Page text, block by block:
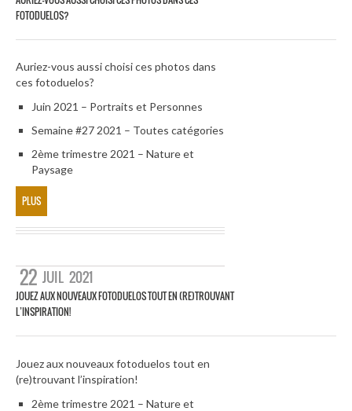
FOTODUELOS?
Auriez-vous aussi choisi ces photos dans
ces fotoduelos?
Juin 2021 – Portraits et Personnes
Semaine #27 2021 – Toutes catégories
2ème trimestre 2021 – Nature et
Paysage
PLUS
22 JUIL 2021
JOUEZ AUX NOUVEAUX FOTODUELOS TOUT EN (RE)TROUVANT
L’INSPIRATION!
Jouez aux nouveaux fotoduelos tout en
(re)trouvant l’inspiration!
2ème trimestre 2021 – Nature et